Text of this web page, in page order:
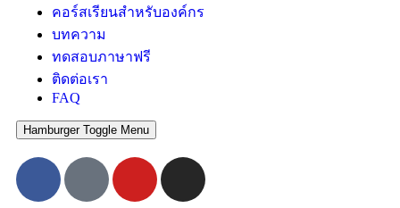
คอร์สเรียนสำหรับองค์กร
บทความ
ทดสอบภาษาฟรี
ติดต่อเรา
FAQ
Hamburger Toggle Menu